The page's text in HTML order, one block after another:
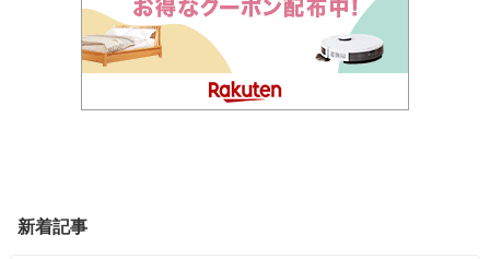
新着記事